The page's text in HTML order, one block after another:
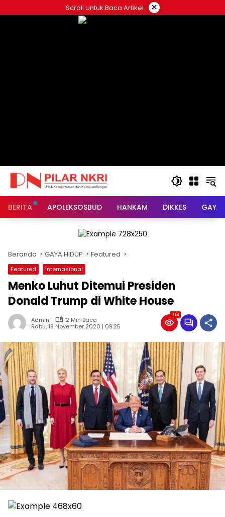
ke
Scroll Untuk Baca Artikel ×
BERITA APOLEKSOSBUD HANKAM DIKKES GAYA
Beranda GAYA HIDUP Featured
Featured Internasional
Menko Luhut Ditemui Presiden
Donald Trump di White House
Admin
2 Min Baca
Rabu, 18 November 2020 | 09:25
194